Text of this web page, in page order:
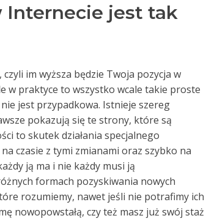
Internecie jest tak
im wyższa będzie Twoja pozycja w
w praktyce to wszystko wcale takie proste
jest przypadkowa. Istnieje szereg
pokazują się te strony, które są
to skutek działania specjalnego
czasie z tymi zmianami oraz szybko na
ją ma i nie każdy musi ją
formach pozyskiwania nowych
rozumiemy, nawet jeśli nie potrafimy ich
nowopowstałą, czy też masz już swój staż